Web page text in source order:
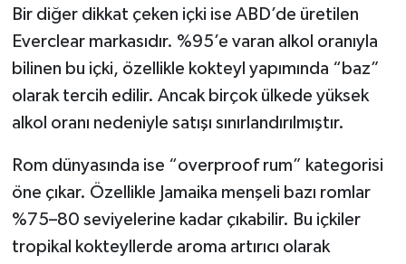
Bir diğer dikkat çeken içki ise ABD’de üretilen
Everclear markasıdır. %95’e varan alkol oranıyla
bilinen bu içki, özellikle kokteyl yapımında “baz”
olarak tercih edilir. Ancak birçok ülkede yüksek
alkol oranı nedeniyle satışı sınırlandırılmıştır.
Rom dünyasında ise “overproof rum” kategorisi
öne çıkar. Özellikle Jamaika menşeli bazı romlar
%75–80 seviyelerine kadar çıkabilir. Bu içkiler
tropikal kokteyllerde aroma artırıcı olarak